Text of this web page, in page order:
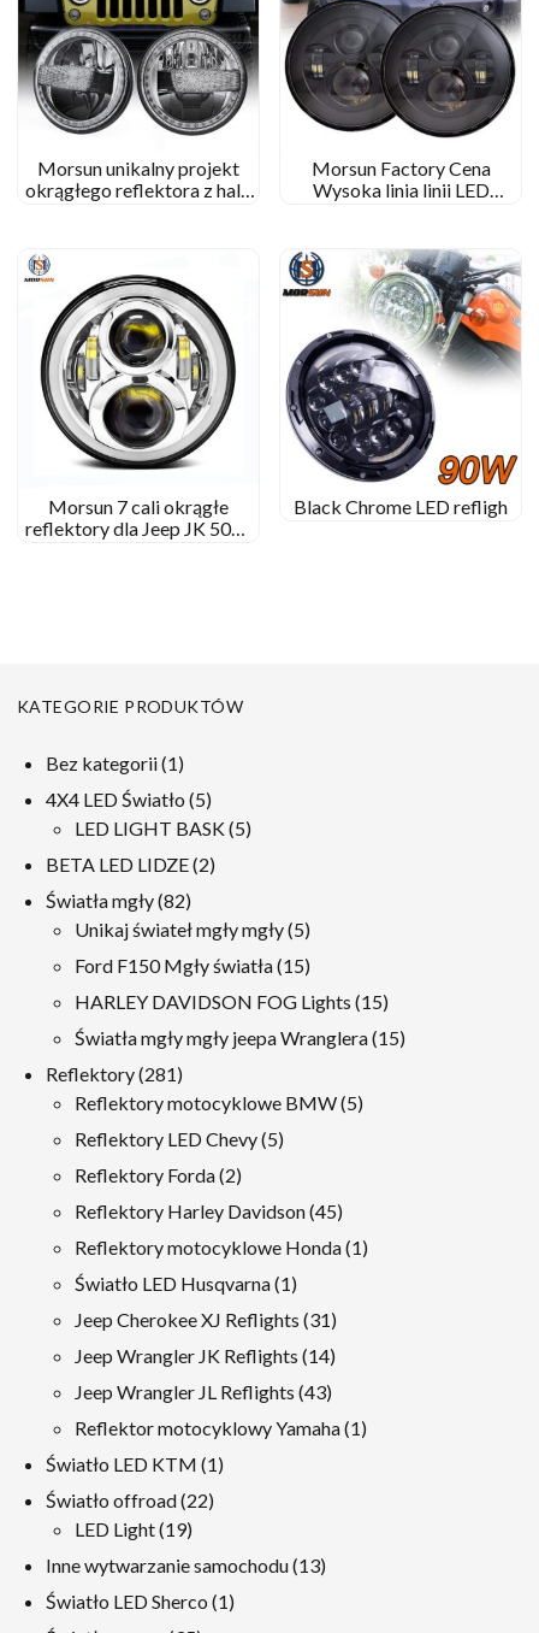
Morsun unikalny projekt
okrągłego reflektora z halo
Morsun Factory Cena
Wysoka linia linii LED
Morsun 7 cali okrągłe
reflektory dla Jeep JK 50W
Black Chrome LED refligh
KATEGORIE PRODUKTÓW
Bez kategorii 11
produkt
4X4 LED Światło 55
produkty
LED LIGHT BASK 55
BETA LED LIDZE 22
Światła mgły 8282
produkty
Unikaj świateł mgły mgły 55
produkty
Ford F150 Mgły światła 1515
produkty
HARLEY DAVIDSON FOG Lights 1515
produkty
Światła mgły mgły jeepa Wranglera 1515
Reflektory 281281
produkty
Reflektory motocyklowe BMW 55
Reflektory LED Chevy 55
Reflektory Forda 22
produkty
Reflektory Harley Davidson 4545
produkty
Reflektory motocyklowe Honda 11
Światło LED Husqvarna 11
produkt
Jeep Cherokee XJ Reflights 3131
produkty
Jeep Wrangler JK Reflights 1414
produkty
Jeep Wrangler JL Reflights 4343
produkty
Reflektor motocyklowy Yamaha 11
Światło LED KTM 11
Światło offroad 2222
LED Light 1919
produkty
Inne wytwarzanie samochodu 1313
Światło LED Sherco 11